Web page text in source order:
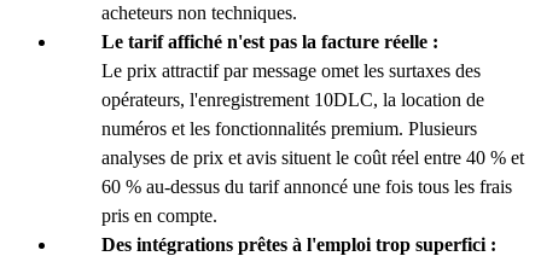
acheteurs non techniques.
Le tarif affiché n'est pas la facture réelle :
Le prix attractif par message omet les surtaxes des
opérateurs, l'enregistrement 10DLC, la location de
numéros et les fonctionnalités premium. Plusieurs
analyses de prix et avis situent le coût réel entre 40 % et
60 % au-dessus du tarif annoncé une fois tous les frais
pris en compte.
Des intégrations prêtes à l'emploi trop superfici :